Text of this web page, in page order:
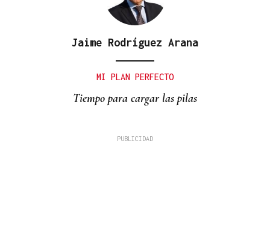
Jaime Rodríguez Arana
MI PLAN PERFECTO
Tiempo para cargar las pilas